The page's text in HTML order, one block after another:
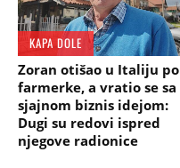
KAPA DOLE
Zoran otišao u Italiju po
farmerke, a vratio se sa
sjajnom biznis idejom:
Dugi su redovi ispred
njegove radionice